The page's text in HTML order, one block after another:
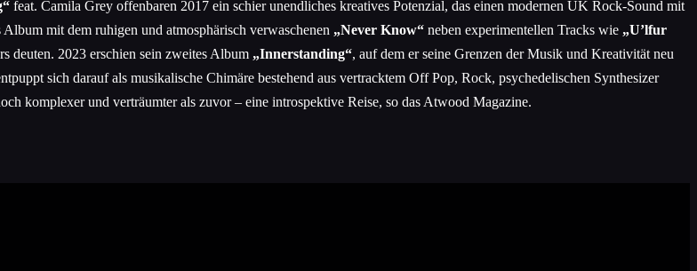
feat. Camila Grey offenbaren 2017 ein schier unendliches kreatives Potenzial, das einen modernen UK Rock-Sound mit
mit dem ruhigen und atmosphärisch verwaschenen „Never Know“ neben experimentellen Tracks wie „U’lfur
deuten. 2023 erschien sein zweites Album „Innerstanding“, auf dem er seine Grenzen der Musik und Kreativität neu
sich darauf als musikalische Chimäre bestehend aus vertracktem Off Pop, Rock, psychedelischen Synthesizer
komplexer und verträumter als zuvor – eine introspektive Reise, so das Atwood Magazine.